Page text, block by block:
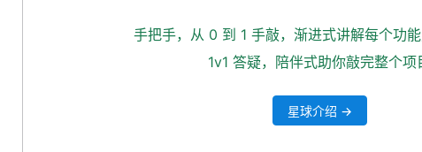
手把手，从 0 到 1 手敲，渐进式讲解每个功
1v1 答疑，陪伴式助你敲完整个项
星球介绍 →